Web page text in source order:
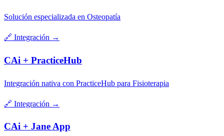
Solución especializada en Osteopatía
🔗 Integración →
CAi + PracticeHub
Integración nativa con PracticeHub para Fisioterapia
🔗 Integración →
CAi + Jane App